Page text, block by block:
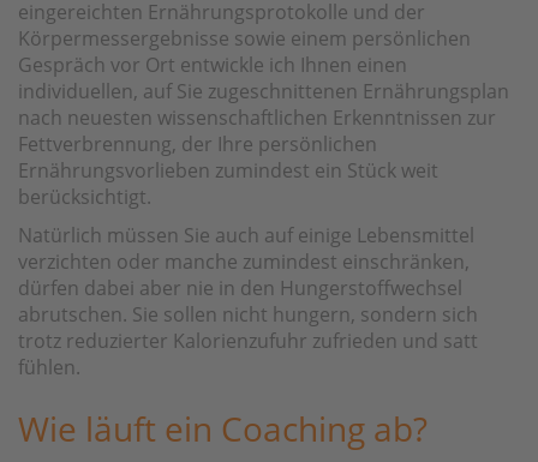
eingereichten Ernährungsprotokolle und der
Körpermessergebnisse sowie einem persönlichen
Gespräch vor Ort entwickle ich Ihnen einen
individuellen, auf Sie zugeschnittenen Ernährungsplan
nach neuesten wissenschaftlichen Erkenntnissen zur
Fettverbrennung, der Ihre persönlichen
Ernährungsvorlieben zumindest ein Stück weit
berücksichtigt.
Natürlich müssen Sie auch auf einige Lebensmittel
verzichten oder manche zumindest einschränken,
dürfen dabei aber nie in den Hungerstoffwechsel
abrutschen. Sie sollen nicht hungern, sondern sich
trotz reduzierter Kalorienzufuhr zufrieden und satt
fühlen.
Wie läuft ein Coaching ab?